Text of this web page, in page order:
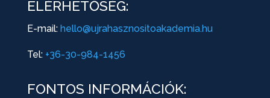
ELÉRHETŐSÉG:
E-mail: hello@ujrahasznositoakademia.hu
Tel: +36-30-984-1456
FONTOS INFORMÁCIÓK: